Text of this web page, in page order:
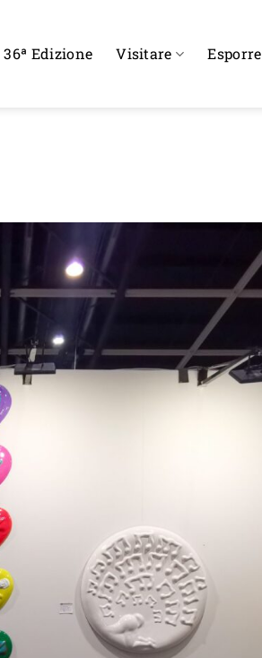
36ª Edizione Visitare Esporre